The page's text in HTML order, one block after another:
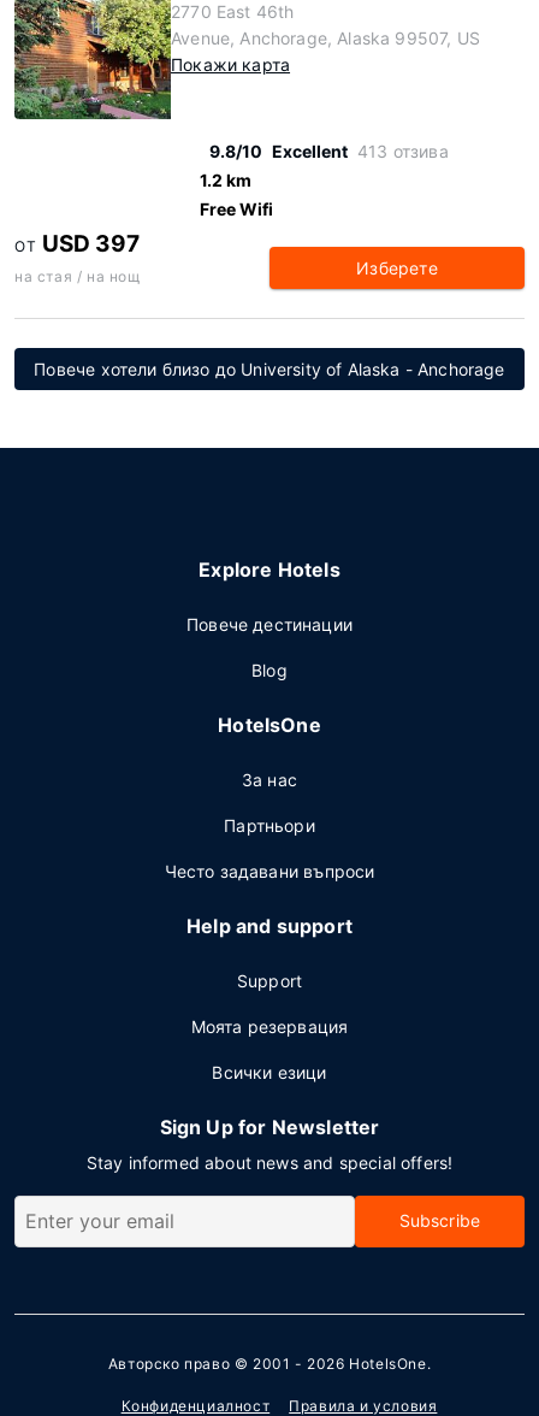
2770 East 46th
Avenue, Anchorage, Alaska 99507, US
Покажи карта
9.8/10 Excellent 413 отзива
1.2 km
Free Wifi
ОТ USD 397
на стая / на нощ Изберете
Повече хотели близо до University of Alaska - Anchorage
Explore Hotels
Повече дестинации
Blog
HotelsOne
За нас
Партньори
Често задавани въпроси
Help and support
Support
Моята резервация
Всички езици
Sign Up for Newsletter
Stay informed about news and special offers!
Subscribe
Авторско право © 2001 - 2026 HotelsOne.
Конфиденциалност Правила и условия